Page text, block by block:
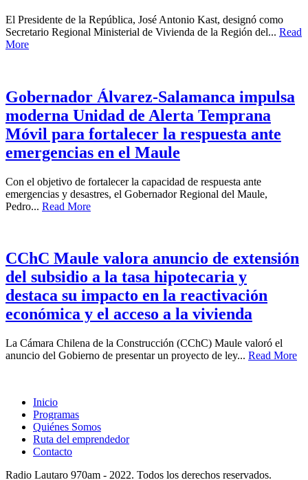
El Presidente de la República, José Antonio Kast, designó como
Secretario Regional Ministerial de Vivienda de la Región del... Read
More
Gobernador Álvarez-Salamanca impulsa
moderna Unidad de Alerta Temprana
Móvil para fortalecer la respuesta ante
emergencias en el Maule
Con el objetivo de fortalecer la capacidad de respuesta ante
emergencias y desastres, el Gobernador Regional del Maule,
Pedro... Read More
CChC Maule valora anuncio de extensión
del subsidio a la tasa hipotecaria y
destaca su impacto en la reactivación
económica y el acceso a la vivienda
La Cámara Chilena de la Construcción (CChC) Maule valoró el
anuncio del Gobierno de presentar un proyecto de ley... Read More
Inicio
Programas
Quiénes Somos
Ruta del emprendedor
Contacto
Radio Lautaro 970am - 2022. Todos los derechos reservados.